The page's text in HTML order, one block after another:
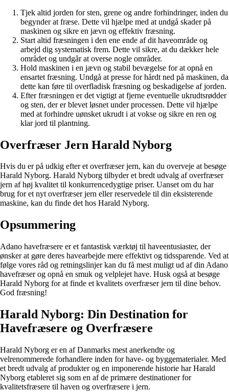
Tjek altid jorden for sten, grene og andre forhindringer, inden du
begynder at fræse. Dette vil hjælpe med at undgå skader på
maskinen og sikre en jævn og effektiv fræsning.
Start altid fræsningen i den ene ende af dit haveområde og
arbejd dig systematisk frem. Dette vil sikre, at du dækker hele
området og undgår at overse nogle områder.
Hold maskinen i en jævn og stabil bevægelse for at opnå en
ensartet fræsning. Undgå at presse for hårdt ned på maskinen, da
dette kan føre til overfladisk fræsning og beskadigelse af jorden.
Efter fræsningen er det vigtigt at fjerne eventuelle ukrudtsrødder
og sten, der er blevet løsnet under processen. Dette vil hjælpe
med at forhindre uønsket ukrudt i at vokse og sikre en ren og
klar jord til plantning.
Overfræser Jern Harald Nyborg
Hvis du er på udkig efter et overfræser jern, kan du overveje at besøge
Harald Nyborg. Harald Nyborg tilbyder et bredt udvalg af overfræser
jern af høj kvalitet til konkurrencedygtige priser. Uanset om du har
brug for et nyt overfræser jern eller reservedele til din eksisterende
maskine, kan du finde det hos Harald Nyborg.
Opsummering
Adano havefræsere er et fantastisk værktøj til haveentusiaster, der
ønsker at gøre deres havearbejde mere effektivt og tidssparende. Ved at
følge vores råd og retningslinjer kan du få mest muligt ud af din Adano
havefræser og opnå en smuk og velplejet have. Husk også at besøge
Harald Nyborg for at finde et kvalitets overfræser jern til dine behov.
God fræsning!
Harald Nyborg: Din Destination for
Havefræsere og Overfræsere
Harald Nyborg er en af Danmarks mest anerkendte og
velrenommerede forhandlere inden for have- og byggematerialer. Med
et bredt udvalg af produkter og en imponerende historie har Harald
Nyborg etableret sig som en af de primære destinationer for
kvalitetsfræsere til haven og overfræsere i jern.